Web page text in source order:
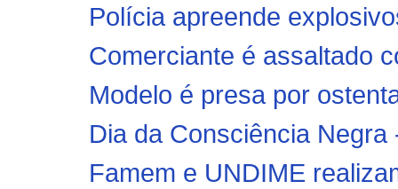
Polícia apreende
Comerciante é assaltado
Modelo é presa por
Dia da Consciência Negra
Famem e UNDIME